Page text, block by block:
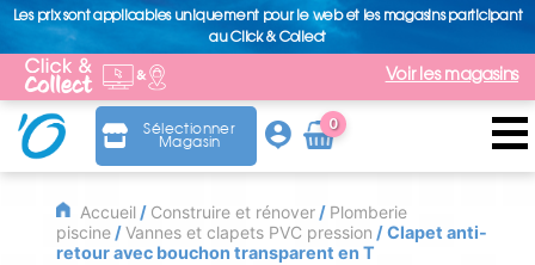
Les prix sont applicables uniquement pour le web et les magasins participant
au Click & Collect
Voir les magasins
Sélectionner
Magasin
0
Arti
cle
Accueil/ Construire et rénover/ Plomberie
piscine/Vannes et clapets PVC pression / Clapet anti-
retour avec bouchon transparent en T